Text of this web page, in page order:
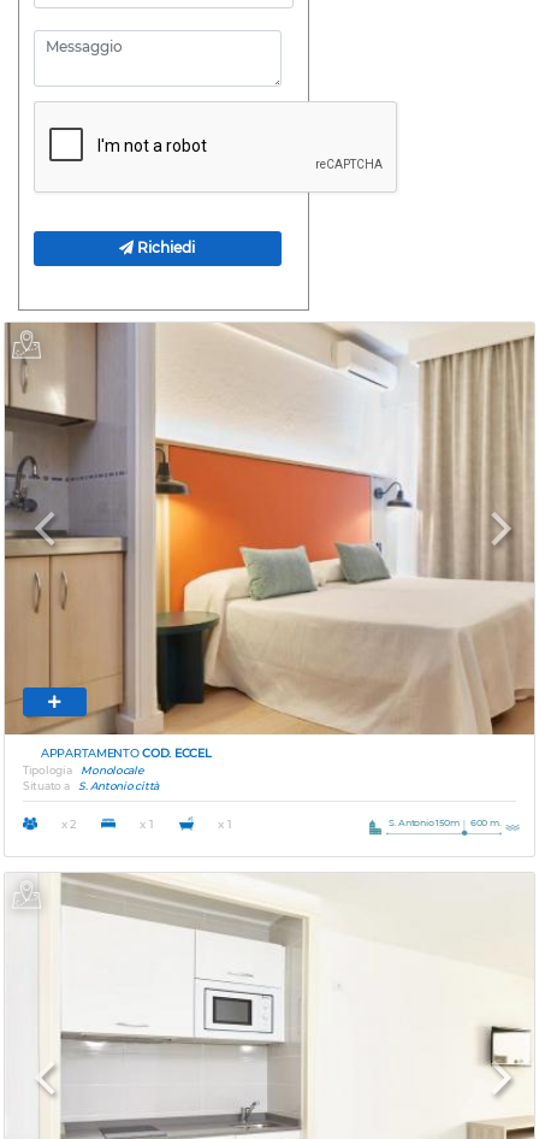
Messaggio
Richiedi
Previous Next
APPARTAMENTOCOD. ECCEL
Tipologia
Monolocale
Situato a
S. Antonio città
x 2 x 1 x 1 S. Antonio 150m 600 m.
Previous Next